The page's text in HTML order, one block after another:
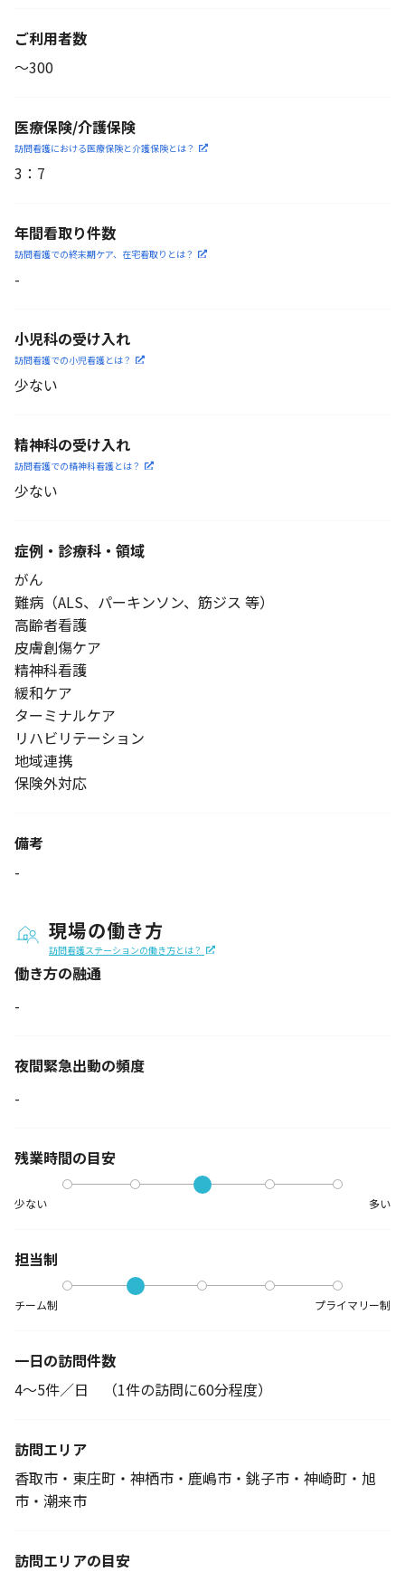
ご利用者数
〜300
医療保険/介護保険
訪問看護における医療保険と介護保険とは？
3 ： 7
年間看取り件数
訪問看護での終末期ケア、 在宅看取りとは？
-
小児科の受け入れ
訪問看護での小児看護とは？
少ない
精神科の受け入れ
訪問看護での精神科看護とは？
少ない
症例・診療科・ 領域
がん
難病（ALS、パーキンソン、筋ジス 等）
高齢者看護
皮膚創傷ケア
精神科看護
緩和ケア
ターミナルケア
リハビリテーション
地域連携
保険外対応
備考
-
現場の働き方
訪問看護ステーションの働き方とは？
働き方の融通
-
夜間緊急出動の頻度
-
残業時間の目安
少ない 多い
担当制
チーム制 プライマリー制
一日の訪問件数
4～5件／日 （1件の訪問に60分程度）
訪問エリア
香取市・東庄町・神栖市・鹿嶋市・銚子市・神崎町・旭
市・潮来市
訪問エリアの目安